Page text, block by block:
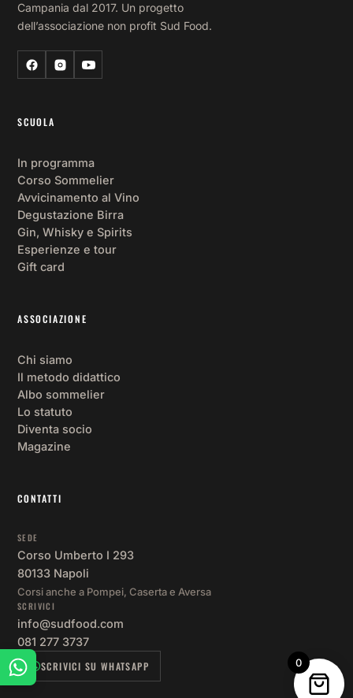
Campania dal 2017. Un progetto
dell’associazione non profit Sud Food.
SCUOLA
In programma
Corso Sommelier
Avvicinamento al Vino
Degustazione Birra
Gin, Whisky e Spirits
Esperienze e tour
Gift card
ASSOCIAZIONE
Chi siamo
Il metodo didattico
Albo sommelier
Lo statuto
Diventa socio
Magazine
CONTATTI
SEDE
Corso Umberto I 293
80133 Napoli
Corsi anche a Pompei, Caserta e Aversa
SCRIVICI
info@sudfood.com
081 277 3737
SCRIVICI SU WHATSAPP
0